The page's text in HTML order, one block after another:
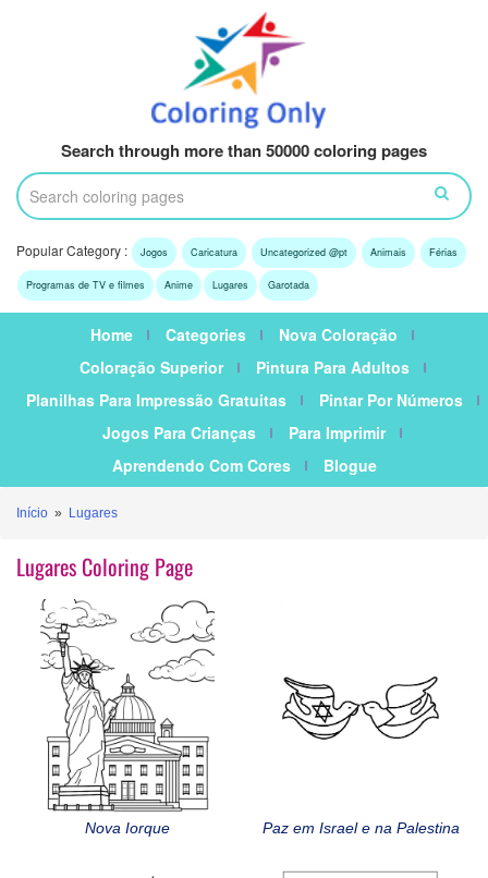
Search through more than 50000 coloring pages
Popular Category : Jogos Caricatura Uncategorized @pt Animais Férias
Programas de TV e filmes Anime Lugares Garotada
Home Categories
Nova Coloração
Coloração Superior
Pintura Para Adultos
Planilhas Para Impressão Gratuitas
Pintar Por Números
Jogos Para Crianças
Para Imprimir
Aprendendo Com Cores
Blogue
Início » Lugares
Lugares Coloring Page
Nova Iorque Paz em Israel e na Palestina